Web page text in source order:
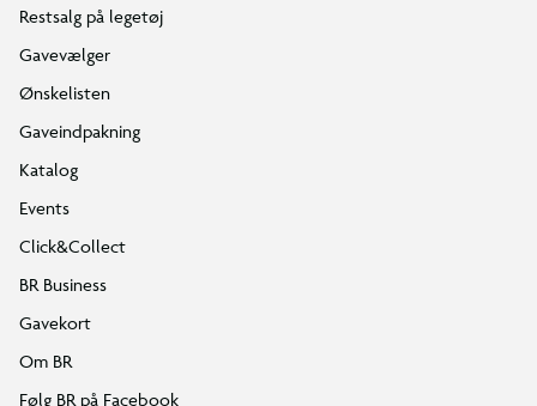
Restsalg på legetøj
Gavevælger
Ønskelisten
Gaveindpakning
Katalog
Events
Click&Collect
BR Business
Gavekort
Om BR
Følg BR på Facebook